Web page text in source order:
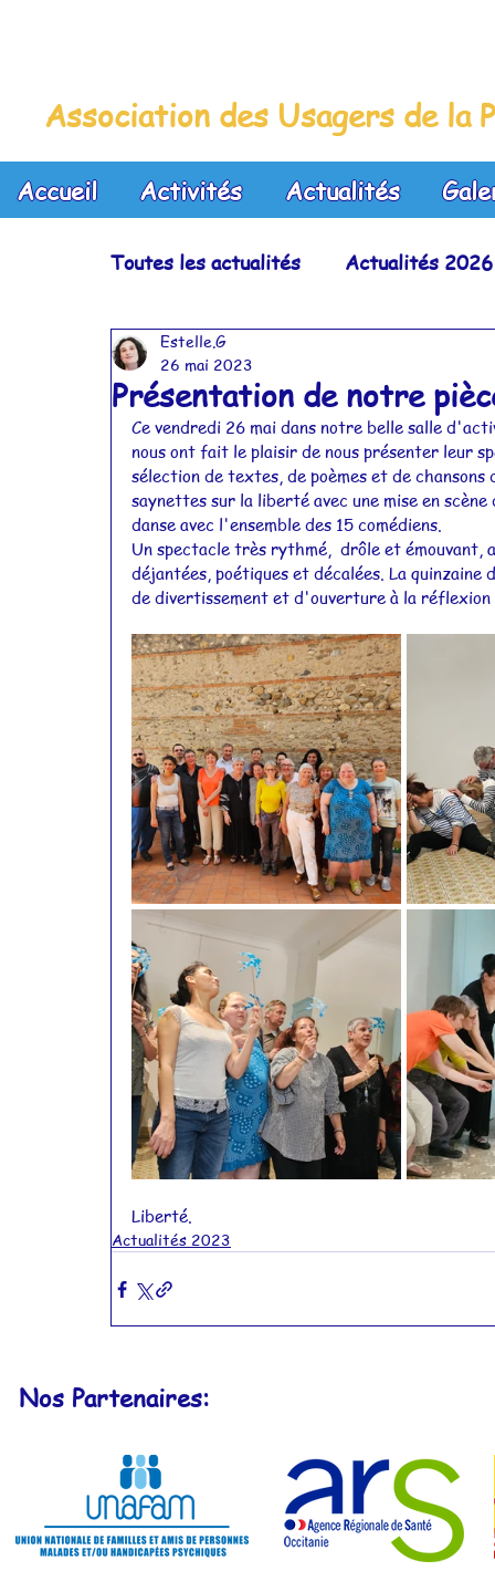
Association des Usagers de la
Accueil Activités Actualités
Toutes les actualités Actualités 2026
Actualités 2023
Actualités 2019 Actualités 2018
Actualités 2015 Actualités 2014
Présentation de notre
Estelle.G
26 mai 2023
Ce vendredi 26 mai dans notre belle salle
nous ont fait le plaisir de nous présenter leur
sélection de textes, de poèmes et de
saynettes sur la liberté avec une mise en
danse avec l'ensemble des 15 comédiens.
Un spectacle très rythmé,  drôle et émouvant,
déjantées, poétiques et décalées. La
de divertissement et d'ouverture à la réflexion
Liberté.
Actualités 2023
Nos Partenaires: